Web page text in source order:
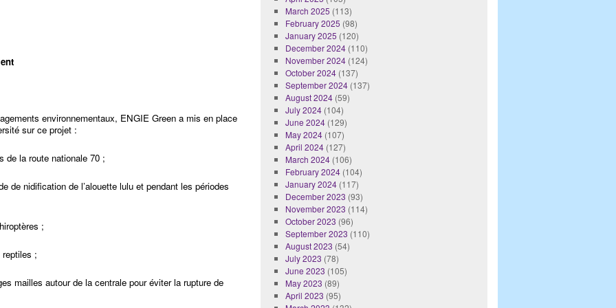
environnementaux, ENGIE Green a mis en place
sur ce projet :
de la route nationale 70 ;
de nidification de l’alouette lulu et pendant les périodes
;
;
mailles autour de la centrale pour éviter la rupture de
March 2025 (113)
February 2025 (98)
January 2025 (120)
December 2024(110)
November 2024(124)
October 2024(137)
September 2024(137)
August 2024(59)
July 2024(104)
June 2024(129)
May 2024(107)
April 2024(127)
March 2024(106)
February 2024(104)
January 2024(117)
December 2023 (93)
November 2023 (114)
October 2023 (96)
September 2023 (110)
August 2023 (54)
July 2023 (78)
June 2023 (105)
May 2023 (89)
April 2023 (95)